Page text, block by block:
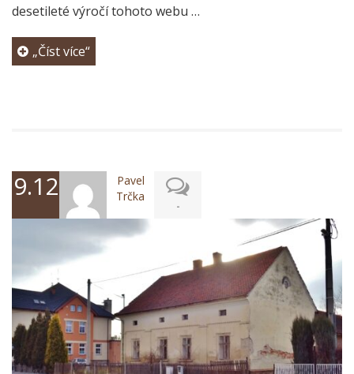
desetileté výročí tohoto webu …
„Číst více“
9.12.2024Pavel
Trčka
-